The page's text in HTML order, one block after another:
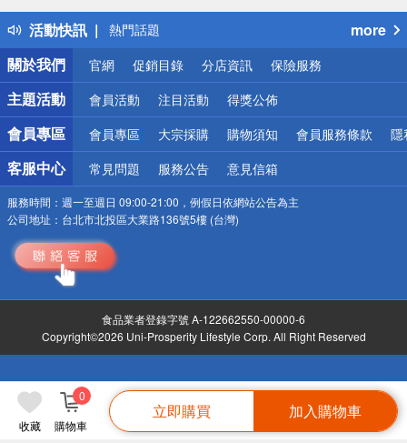
收藏 購物車
0
立即購買 加入購物車
活動快訊
得獎公告
熱門話題
銀行優惠
偏遠地區配送
詐騙網頁！請小心！
more
關於我們
官網 促銷目錄 分店資訊 保險服務
主題活動 會員活動 注目活動 得獎公佈
會員專區 會員專區 大宗採購 購物須知 會員服務條款 隱
客服中心 常見問題 服務公告 意見信箱
服務時間： 週一至週日 09:00-21:00，例假日依網站公告為主
公司地址： 台北市北投區大業路136號5樓 (台灣)
食品業者登錄字號 A-122662550-00000-6
Copyright©2026 Uni-Prosperity Lifestyle Corp. All Right Reserved